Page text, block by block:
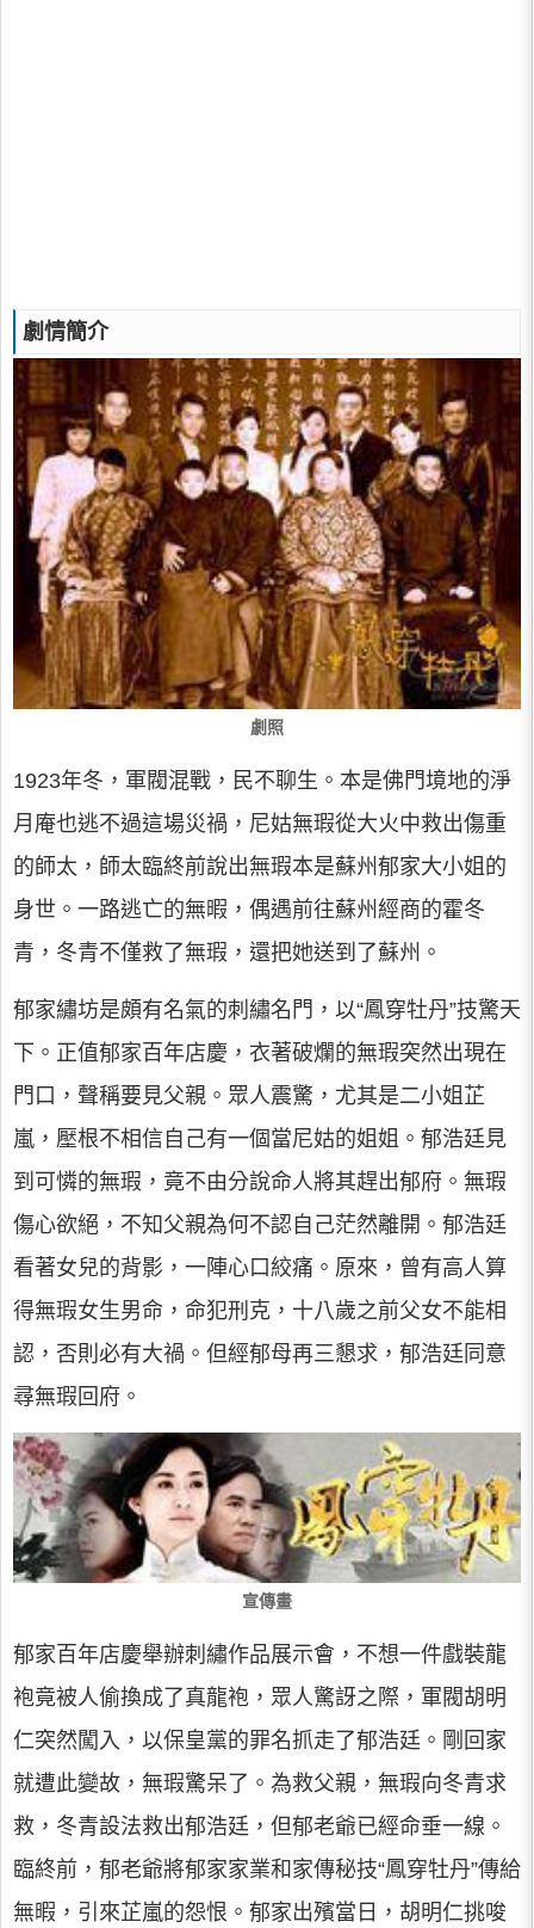
劇情簡介
劇照
1923年冬，軍閥混戰，民不聊生。本是佛門境地的淨
月庵也逃不過這場災禍，尼姑無瑕從大火中救出傷重
的師太，師太臨終前說出無瑕本是蘇州郁家大小姐的
身世。一路逃亡的無暇，偶遇前往蘇州經商的霍冬
青，冬青不僅救了無瑕，還把她送到了蘇州。
郁家繡坊是頗有名氣的刺繡名門，以“鳳穿牡丹”技驚天
下。正值郁家百年店慶，衣著破爛的無瑕突然出現在
門口，聲稱要見父親。眾人震驚，尤其是二小姐芷
嵐，壓根不相信自己有一個當尼姑的姐姐。郁浩廷見
到可憐的無瑕，竟不由分說命人將其趕出郁府。無瑕
傷心欲絕，不知父親為何不認自己茫然離開。郁浩廷
看著女兒的背影，一陣心口絞痛。原來，曾有高人算
得無瑕女生男命，命犯刑克，十八歲之前父女不能相
認，否則必有大禍。但經郁母再三懇求，郁浩廷同意
尋無瑕回府。
宣傳畫
郁家百年店慶舉辦刺繡作品展示會，不想一件戲裝龍
袍竟被人偷換成了真龍袍，眾人驚訝之際，軍閥胡明
仁突然闖入，以保皇黨的罪名抓走了郁浩廷。剛回家
就遭此變故，無瑕驚呆了。為救父親，無瑕向冬青求
救，冬青設法救出郁浩廷，但郁老爺已經命垂一線。
臨終前，郁老爺將郁家家業和家傳秘技“鳳穿牡丹”傳給
無暇，引來芷嵐的怨恨。郁家出殯當日，胡明仁挑唆